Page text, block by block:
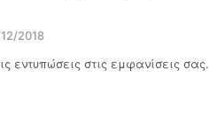
2018
εντυπώσεις στις εμφανίσεις σας.